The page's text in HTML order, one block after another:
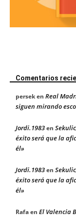
Comentarios
perseken Real
siguen mirando
Jordi.1983en
éxito será que la
él»
Jordi.1983en
éxito será que la
él»
Rafaen El Valencia